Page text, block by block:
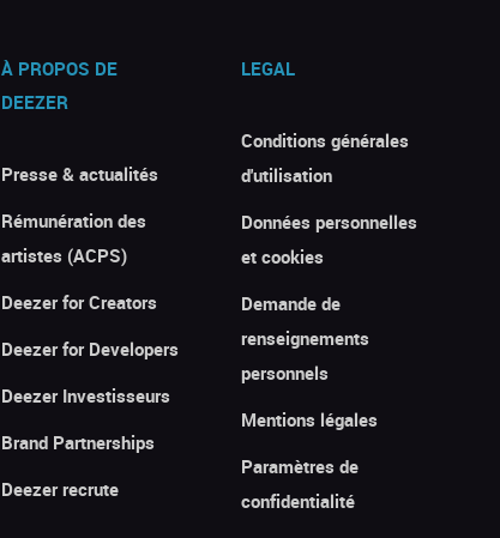
À PROPOS DE
DEEZER
Presse & actualités
Rémunération des
artistes (ACPS)
Deezer for Creators
Deezer for Developers
Deezer Investisseurs
Brand Partnerships
Deezer recrute
LEGAL
Conditions générales
d'utilisation
Données personnelles
et cookies
Demande de
renseignements
personnels
Mentions légales
Paramètres de
confidentialité